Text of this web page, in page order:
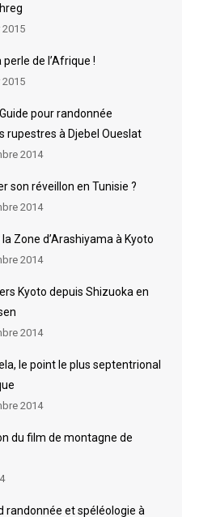
2015
perle de l’Afrique !
2015
pour randonnée
rupestres à Djebel Oueslat
2014
son réveillon en Tunisie ?
2014
Zone d’Arashiyama à Kyoto
2014
Kyoto depuis Shizuoka en
2014
le point le plus septentrional
2014
du film de montagne de
randonnée et spéléologie à